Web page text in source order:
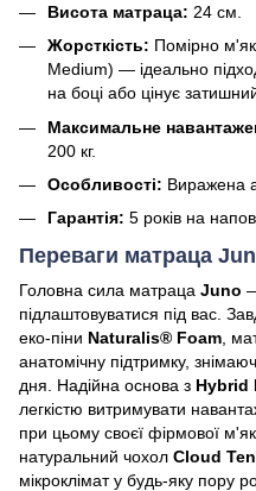
Висота матраца: 24 см.
Жорсткість: Помірно
Medium) — ідеально
на боці або цінує
Максимальне
200 кг.
Особливості: Виражена
Гарантія: 5 років на
Переваги матраца
Головна сила матраца Juno
підлаштовуватися під вас.
еко-піни Naturalis® Foam ,
анатомічну підтримку,
дня. Надійна основа з Hybrid
легкістю витримувати
при цьому своєї фірмової
натуральний чохол Cloud
мікроклімат у будь-яку пору